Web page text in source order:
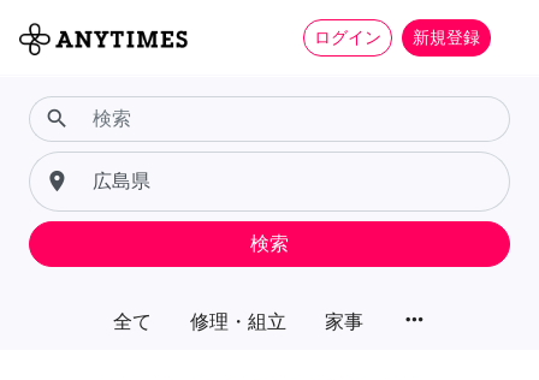
ログイン 新規登録
全て 修理・組立 家事 more_horiz
search
place
検索